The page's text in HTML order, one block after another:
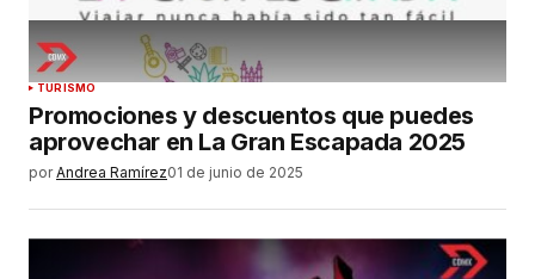
TURISMO
Promociones y descuentos que puedes
aprovechar en La Gran Escapada 2025
por Andrea Ramírez01 de junio de 2025